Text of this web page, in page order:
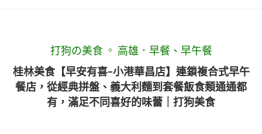
打狗の美食 高雄．早餐、早午餐
桂林美食【早安有喜-小港華昌店】連鎖複合式早午
餐店，從經典拼盤、義大利麵到套餐飯食類通通都
有，滿足不同喜好的味蕾｜打狗美食